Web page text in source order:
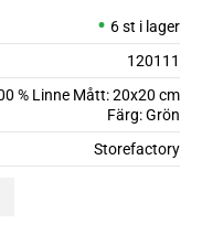
6 st i lager
120111
% Linne Mått: 20x20 cm
Färg: Grön
Storefactory